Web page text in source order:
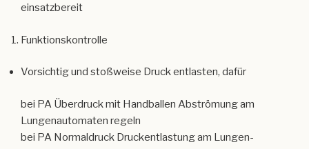
Lungenautomaten regeln
automat betätigen
Kontrolle der Warneinrichtung, Ansprechdruck 55 ± 5 bar